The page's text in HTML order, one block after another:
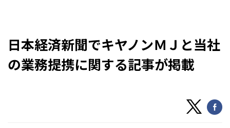
日本経済新聞でキヤノンＭＪと当社
の業務提携に関する記事が掲載